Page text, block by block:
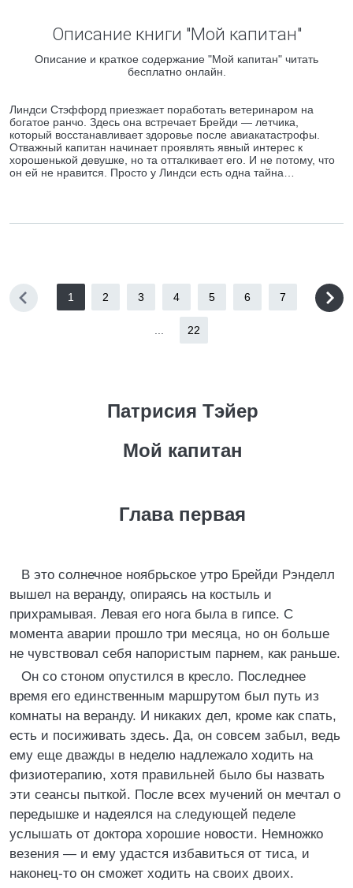
Описание книги "Мой капитан"
Описание и краткое содержание "Мой капитан" читать
бесплатно онлайн.
Линдси Стэффорд приезжает поработать ветеринаром на
богатое ранчо. Здесь она встречает Брейди — летчика,
который восстанавливает здоровье после авиакатастрофы.
Отважный капитан начинает проявлять явный интерес к
хорошенькой девушке, но та отталкивает его. И не потому, что
он ей не нравится. Просто у Линдси есть одна тайна…
1 2 3 4 5 6 7
22
Патрисия Тэйер
Мой капитан
Глава первая
В это солнечное ноябрьское утро Брейди Рэнделл
вышел на веранду, опираясь на костыль и
прихрамывая. Левая его нога была в гипсе. С
момента аварии прошло три месяца, но он больше
не чувствовал себя напористым парнем, как раньше.
Он со стоном опустился в кресло. Последнее
время его единственным маршрутом был путь из
комнаты на веранду. И никаких дел, кроме как спать,
есть и посиживать здесь. Да, он совсем забыл, ведь
ему еще дважды в неделю надлежало ходить на
физиотерапию, хотя правильней было бы назвать
эти сеансы пыткой. После всех мучений он мечтал о
передышке и надеялся на следующей педеле
услышать от доктора хорошие новости. Немножко
везения — и ему удастся избавиться от тиса, и
наконец-то он сможет ходить на своих двоих.